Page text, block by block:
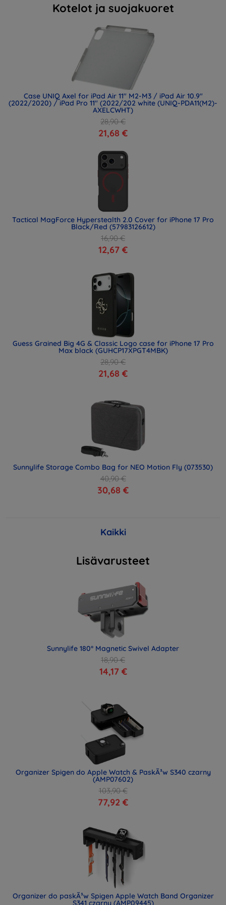
Kotelot ja suojakuoret
Case UNIQ Axel for iPad Air 11" M2-M3 / iPad Air 10.9"
(2022/2020) / iPad Pro 11" (2022/202 white (UNIQ-PDA11(M2)-
AXELCWHT)
28,90 €
21,68 €
Tactical MagForce Hyperstealth 2.0 Cover for iPhone 17 Pro
Black/Red (57983126612)
16,90 €
12,67 €
Guess Grained Big 4G & Classic Logo case for iPhone 17 Pro
Max black (GUHCP17XPGT4MBK)
28,90 €
21,68 €
Sunnylife Storage Combo Bag for NEO Motion Fly (073530)
40,90 €
30,68 €
Kaikki
Lisävarusteet
Sunnylife 180° Magnetic Swivel Adapter
18,90 €
14,17 €
Organizer Spigen do Apple Watch & PaskÃ³w S340 czarny
(AMP07602)
103,90 €
77,92 €
Organizer do paskÃ³w Spigen Apple Watch Band Organizer
S341 czarny (AMP09445)